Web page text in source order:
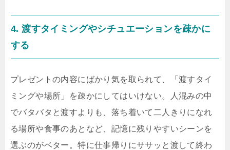
4. 渡すタイミングやシチュエーションを疎かに
する
プレゼントの内容にばかり気を取られて、「渡すタイ
ミングや場所」を疎かにしてはいけない。人混みの中
でバタバタと渡すよりも、落ち着いて二人きりになれ
る場所や食事のあとなど、記憶に残りやすいシーンを
選ぶのがベター。特に仕事帰りにササッと渡して終わ